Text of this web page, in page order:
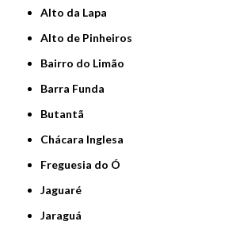
Alto da Lapa
Alto de Pinheiros
Bairro do Limão
Barra Funda
Butantã
Chácara Inglesa
Freguesia do Ó
Jaguaré
Jaraguá